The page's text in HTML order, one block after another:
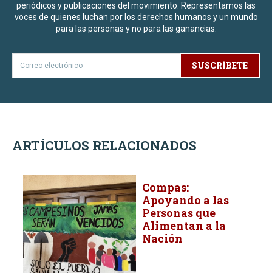
periódicos y publicaciones del movimiento. Representamos las
voces de quienes luchan por los derechos humanos y un mundo
para las personas y no para las ganancias.
SUSCRÍBETE
ARTÍCULOS RELACIONADOS
Compas:
Apoyando a las
Personas que
Alimentan a la
Nación